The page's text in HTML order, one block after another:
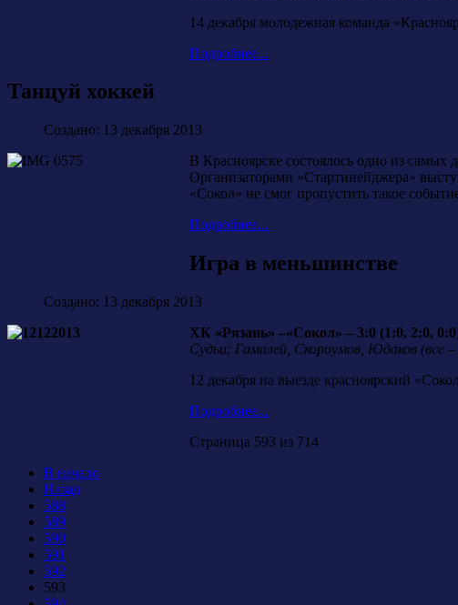
14 декабря молодежная команда
Подробнее...
Танцуй хоккей
Создано: 13 декабря 2013
В Красноярске состоялось одно из
Организаторами «Стартинейджера»
«Сокол» не смог пропустить такое
Подробнее...
Игра в меньшинстве
Создано: 13 декабря 2013
ХК «Рязань» –«Сокол» – 3:0 (1:0, 2:0,
Судьи: Гамалей, Скороумов, Юдаков (все
12 декабря на выезде красноярский
Подробнее...
Страница 593 из 714
В начало
Назад
588
589
590
591
592
593